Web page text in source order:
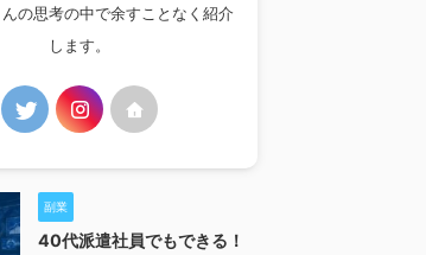
の思考の中で余すことなく紹介
します。
副業
40代派遣社員でもできる！